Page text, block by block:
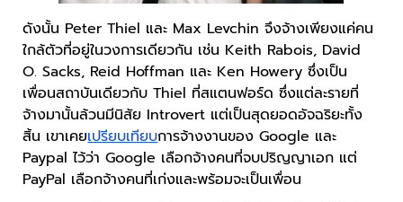
ดังนั้น Peter Thiel และ Max Levchin จึงจ้างเพียงแค่คน
ใกล้ตัวที่อยู่ในวงการเดียวกัน เช่น Keith Rabois, David
O. Sacks, Reid Hoffman และ Ken Howery ซึ่งเป็น
เพื่อนสถาบันเดียวกับ Thiel ที่สแตนฟอร์ด ซึ่งแต่ละรายที่
จ้างมานั้นล้วนมีนิสัย Introvert แต่เป็นสุดยอดอัจฉริยะทั้ง
สิ้น เขาเคยเปรียบเทียบการจ้างงานของ Google และ
Paypal ไว้ว่า Google เลือกจ้างคนที่จบปริญญาเอก แต่
PayPal เลือกจ้างคนที่เก่งและพร้อมจะเป็นเพื่อน